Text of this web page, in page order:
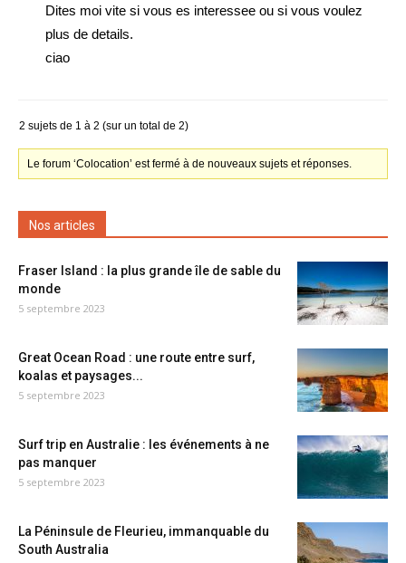
Dites moi vite si vous es interessee ou si vous voulez
plus de details.
ciao
2 sujets de 1 à 2 (sur un total de 2)
Le forum ‘Colocation’ est fermé à de nouveaux sujets et réponses.
Nos articles
Fraser Island : la plus grande île de sable du
monde
5 septembre 2023
Great Ocean Road : une route entre surf,
koalas et paysages...
5 septembre 2023
Surf trip en Australie : les événements à ne
pas manquer
5 septembre 2023
La Péninsule de Fleurieu, immanquable du
South Australia